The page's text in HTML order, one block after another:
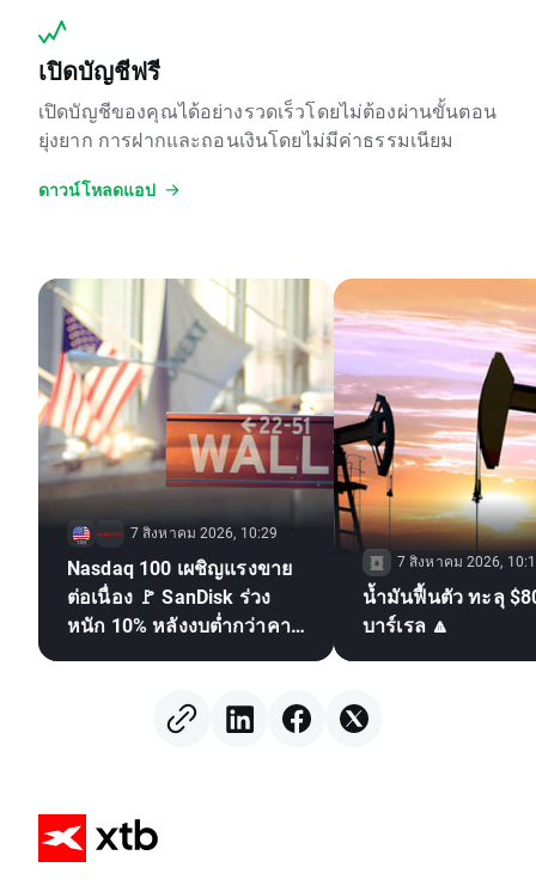
เปิดบัญชีฟรี
เปิดบัญชีของคุณได้อย่างรวดเร็วโดยไม่ต้องผ่านขั้นตอน
ยุ่งยาก การฝากและถอนเงินโดยไม่มีค่าธรรมเนียม
ดาวน์โหลดแอป
7 สิงหาคม 2026, 10:29
Nasdaq 100 เผชิญแรงขาย
ต่อเนื่อง 🚩 SanDisk ร่วง
หนัก 10% หลังงบต่ำกว่าคาด
7 สิงหาคม 2026,
น้ำมันฟื้นตัว ทะลุ
บาร์เรล 🔼